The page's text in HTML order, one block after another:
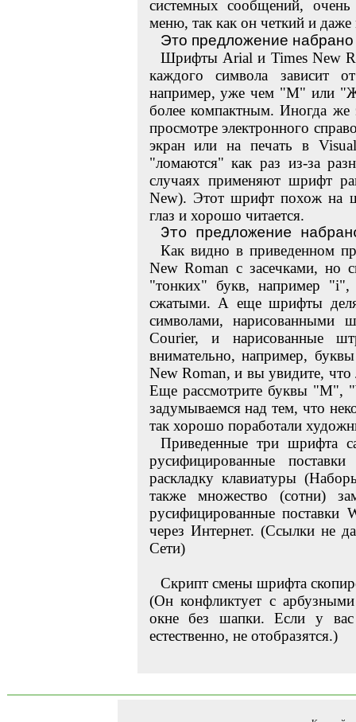
системных сообщений,
меню, так как он четкий и
Это предложение
Шрифты Arial и Times New
каждого символа зависит
например, уже чем "М" или
более компактным. Иногда
просмотре электронного
экран или на печать в
"ломаются" как раз из-за
случаях применяют шрифт
New). Этот шрифт похож на
глаз и хорошо читается.
Это предложение
Как видно в приведенном
New Roman с засечками, но
"тонких" букв, например
сжатыми. А еще шрифты
символами,
Courier, и нарисованные
внимательно, например,
New Roman, и вы увидите,
Еще рассмотрите буквы
задумываемся над тем, что
так хорошо поработали
Приведенные три шрифта
русифицированные
раскладку клавиатуры
также множество (сотни)
русифицированные поставки
через Интернет. (Ссылки не
Сети)
Скрипт смены шрифта
(Он конфликтует с
окне без шапки. Если у
естественно, не отобразятся.)